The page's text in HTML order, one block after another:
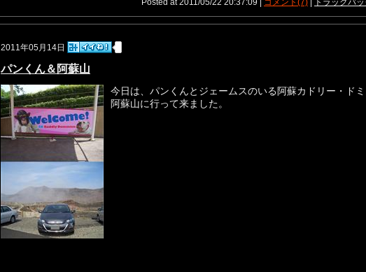
Posted at 2011/05/22 20:37:09 | コメント(7) | トラックバ
2011年05月14日
パンくん＆阿蘇山
今日は、パンくんとジェームスのいる阿蘇カドリー・ドミ
阿蘇山に行って来ました。